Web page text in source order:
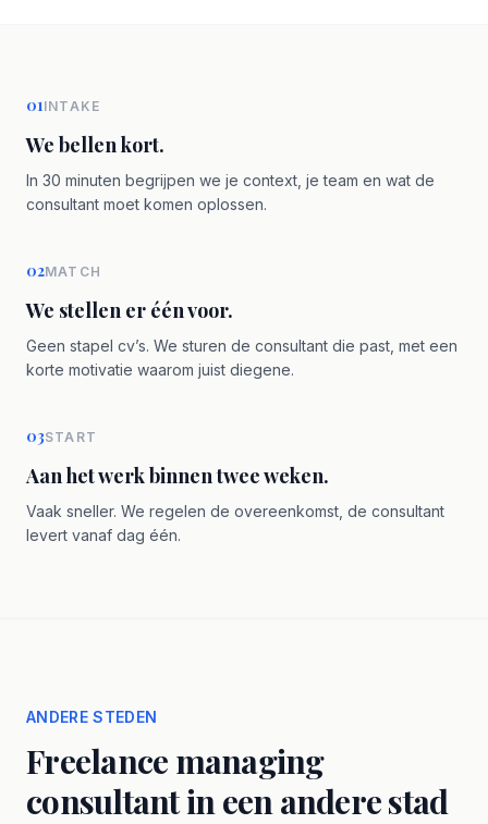
01INTAKE
We bellen kort.
In 30 minuten begrijpen we je context, je team en wat de
consultant moet komen oplossen.
02MATCH
We stellen er één voor.
Geen stapel cv’s. We sturen de consultant die past, met een
korte motivatie waarom juist diegene.
03START
Aan het werk binnen twee weken.
Vaak sneller. We regelen de overeenkomst, de consultant
levert vanaf dag één.
ANDERE STEDEN
Freelance managing
consultant in een andere stad